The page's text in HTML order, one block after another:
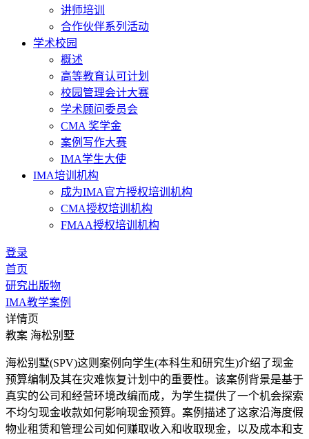
讲师培训
合作伙伴系列活动
学术校园
概述
高等教育认可计划
校园管理会计大赛
学术顾问委员会
CMA 奖学金
案例写作大赛
IMA学生大使
IMA培训机构
成为IMA官方授权培训机构
CMA授权培训机构
FMAA授权培训机构
登录
首页
研究出版物
IMA教学案例
详情页
教案 海松别墅
海松别墅(SPV)这则案例向学生(本科生和研究生)介绍了现金
预算编制及其在灾难恢复计划中的重要性。该案例背景是基于
真实的公司和经营环境改编而成，为学生提供了一个机会探索
不均匀现金收款如何影响现金预算。案例描述了这家沿海度假
物业租赁和管理公司如何赚取收入和收取现金，以及成本和支